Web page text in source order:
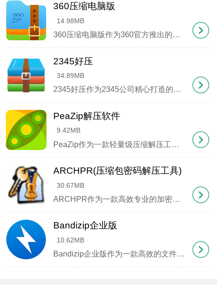
7、至此所有高级功能均已激活，可畅享完整版体验
360压缩电脑版
14.98MB
360压缩电脑版作为360官方推出的新一代压缩工具，以其创新双核架构重新定义了文件压缩体验。这款软件首次实现RAR与7Z双引擎智能协同，不仅能流畅处理主流rar、zip格式，更能完美兼容7z、iso等42种压缩文件，真正引领压缩技术进入 "双核并行 "的新纪元。
2345好压
34.89MB
2345好压作为2345公司精心打造的压缩工具，以其轻量高效的特点在同类软件中脱颖而出。这款完全免费的压缩软件不仅占用系统资源少，还具备出色的兼容性和卓越的压缩率。其功能集涵盖了从基础压缩解压到高级文件管理的全方位需求，包括分卷压缩、多重加密、自解压模块、智能图片处理等特色功能。特别值得一提的是，它完美支持资源管理器集成操作，让用户无需打开软件即可完成大部
PeaZip解压软件
9.42MB
PeaZip作为一款轻量级压缩解压工具，以其独特的PEA加密压缩格式脱颖而出。这款开源软件不仅支持本地PEA格式的压缩分卷、灵活加密及完整性校验，还能处理市面上绝大多数压缩格式，堪称文件管理的瑞士军刀。
ARCHPR(压缩包密码解压工具)
30.67MB
ARCHPR作为一款高效专业的加密压缩包破解工具，其核心功能在于突破RAR格式文件的密码保护。这款轻量级软件不仅界面简洁友好，更能兼容ZIP、ACE、ARJ等常见压缩格式，通过暴力破解、掩码识别、字典匹配等多种智能解密方式，为用户提供全方位的密码恢复解决方案。与其他同类工具相比，其独特之处在于工程文件已集成所有必要信息，无需原始RAR文件即可快速执行密码恢
Bandizip企业版
10.62MB
Bandizip企业版作为一款高效的文件压缩管理工具，其开源特性与强大的功能组合使其在同类软件中脱颖而出。该软件完美兼容Windows全系列操作系统，从经典的Win7到最新的Win10（32 64位及ARM64架构）均能流畅运行，为用户带来专业级的压缩解压体验。